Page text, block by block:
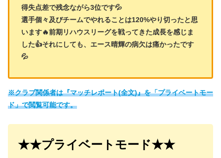
得失点差で残念ながら3位です💦
選手個々及びチームでやれることは120%やり切ったと思
います🔥前期リハウスリーグを戦ってきた成長を感じま
した👍それにしても、エース晴輝の病欠は痛かったです
💦
※クラブ関係者は『マッチレポート(全文)』を「プライベートモー
ド」で閲覧可能です。
★★プライベートモード★★